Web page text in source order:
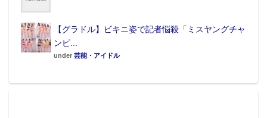
【グラドル】ビキニ姿で記者悩殺「ミスヤングチャ
ンピ...
under 芸能・アイドル